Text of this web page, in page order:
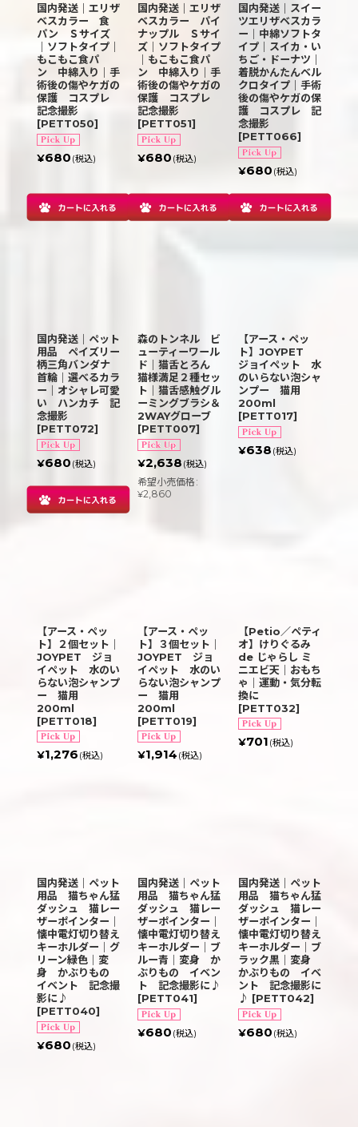
国内発送｜エリザ
ベスカラー 食
パン Ｓサイズ
｜ソフトタイプ｜
もこもこ食パ
ン 中綿入り｜手
術後の傷やケガの
保護 コスプレ
記念撮影
[PETT050]
¥680 (税込)
国内発送｜エリザ
ベスカラー パイ
ナップル Ｓサイ
ズ｜ソフトタイプ
｜もこもこ食パ
ン 中綿入り｜手
術後の傷やケガの
保護 コスプレ
記念撮影
[PETT051]
¥680 (税込)
国内発送｜スイー
ツエリザベスカラ
ー｜中綿ソフトタ
イプ｜スイカ・い
ちご・ドーナツ｜
着脱かんたんベル
クロタイプ｜手術
後の傷やケガの保
護 コスプレ 記
念撮影
[PETT066]
¥680 (税込)
国内発送｜ペット
用品 ペイズリー
柄三角バンダナ
首輪｜選べるカラ
ー｜オシャレ可愛
い ハンカチ 記
念撮影
[PETT072]
¥680 (税込)
森のトンネル ビ
ューティーワール
ド｜猫舌とろん
猫様満足２種セッ
ト｜猫舌感触グル
ーミングブラシ＆
2WAYグローブ
[PETT007]
¥2,638 (税込)
希望小売価格 :
¥2,860
【アース・ペッ
ト】JOYPET
ジョイペット 水
のいらない泡シャ
ンプー 猫用
200ml
[PETT017]
¥638 (税込)
【アース・ペッ
ト】２個セット｜
JOYPET ジョ
イペット 水のい
らない泡シャンプ
ー 猫用
200ml
[PETT018]
¥1,276 (税込)
【アース・ペッ
ト】３個セット｜
JOYPET ジョ
イペット 水のい
らない泡シャンプ
ー 猫用
200ml
[PETT019]
¥1,914 (税込)
【Petio／ペティ
オ】けりぐるみ
de じゃらし ミ
ニエビ天｜おもち
ゃ｜運動・気分転
換に
[PETT032]
¥701 (税込)
国内発送｜ペット
用品 猫ちゃん猛
ダッシュ 猫レー
ザーポインター｜
懐中電灯切り替え
キーホルダー｜グ
リーン緑色｜変
身 かぶりもの
イベント 記念撮
影に♪
[PETT040]
¥680 (税込)
国内発送｜ペット
用品 猫ちゃん猛
ダッシュ 猫レー
ザーポインター｜
懐中電灯切り替え
キーホルダー｜ブ
ルー青｜変身 か
ぶりもの イベン
ト 記念撮影に♪
[PETT041]
¥680 (税込)
国内発送｜ペット
用品 猫ちゃん猛
ダッシュ 猫レー
ザーポインター｜
懐中電灯切り替え
キーホルダー｜ブ
ラック黒｜変身
かぶりもの イベ
ント 記念撮影に
♪ [PETT042]
¥680 (税込)